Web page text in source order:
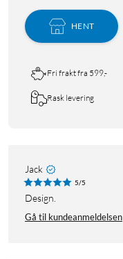
HENT
Fri frakt fra 599,-
Rask levering
Jack
5/5
Design.
Gå til kundeanmeldelsen